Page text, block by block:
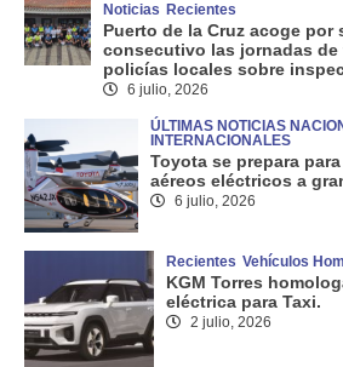
Noticias Recientes
Puerto de la Cruz acoge por
consecutivo las jornadas de
policías locales sobre
6 julio, 2026
ÚLTIMAS NOTICIAS
INTERNACIONALES
Toyota se prepara
aéreos eléctricos a
6 julio, 2026
Recientes Vehículos
KGM Torres
eléctrica para Taxi.
2 julio, 2026